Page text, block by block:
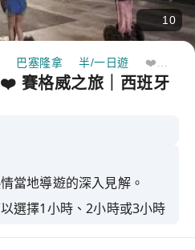
10
巴塞隆拿 半/一日遊
賽格威之旅｜西班牙
當地導遊的深入見解。
選擇1小時、2小時或3小時